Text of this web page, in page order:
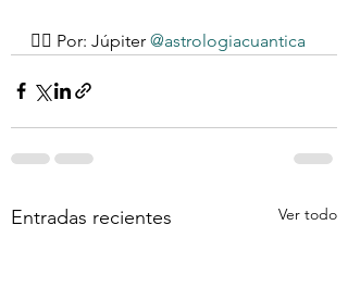
✍🏻 Por: Júpiter @astrologiacuantica
Entradas recientes Ver todo